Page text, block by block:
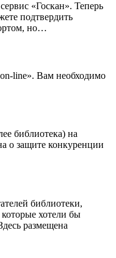
«Госкан». Теперь
подтвердить
но…
line». Вам необходимо
библиотека) на
о защите конкуренции
библиотеки,
хотели бы
размещена